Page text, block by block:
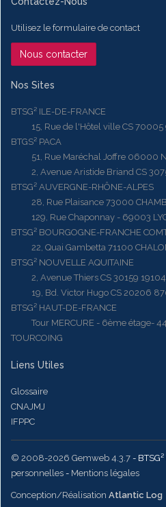
Utilisez le formulaire de contact
Nous contacter
Nos Sites
BTSG² ILE-DE-FRANCE
15, Rue de l'Hôtel ville CS 70005
BTGS² PACA
51, Rue Maréchal Joffre 06000
2, Avenue Aristide Briand CS
BTSG² AUVERGNE-RHÔNE-ALPES
28, Rue Plaisance 73000
129, Rue Chaponnay - 69003
BTSG² BOURGOGNE-FRANCHE
22, Quai Gambetta 71100
BTSG² NOUVELLE AQUITAINE
2, Avenue Thiers CS 30159 19104
19, Bd. Victor Hugo CS 20206
BTSG² HAUT-DE-FRANCE
Tour MERCURE - 6ème étage-
TOURCOING
Liens Utiles
Glossaire
CNAJMJ
IFPPC
© 2008-2026 Gemweb 4.3.7 -
personnelles - Mentions légales
Conception/Réalisation Atlantic Log